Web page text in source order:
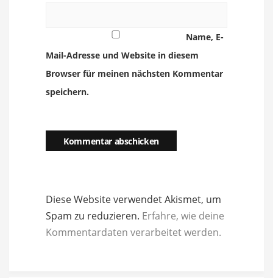
Name, E-
Mail-Adresse und Website in diesem
Browser für meinen nächsten Kommentar
speichern.
Diese Website verwendet Akismet, um
Spam zu reduzieren. Erfahre, wie deine
Kommentardaten verarbeitet werden.